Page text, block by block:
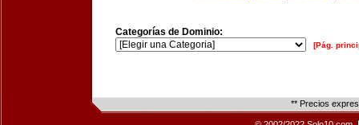
Categorías de Dominio:
[Pág.
** Precios